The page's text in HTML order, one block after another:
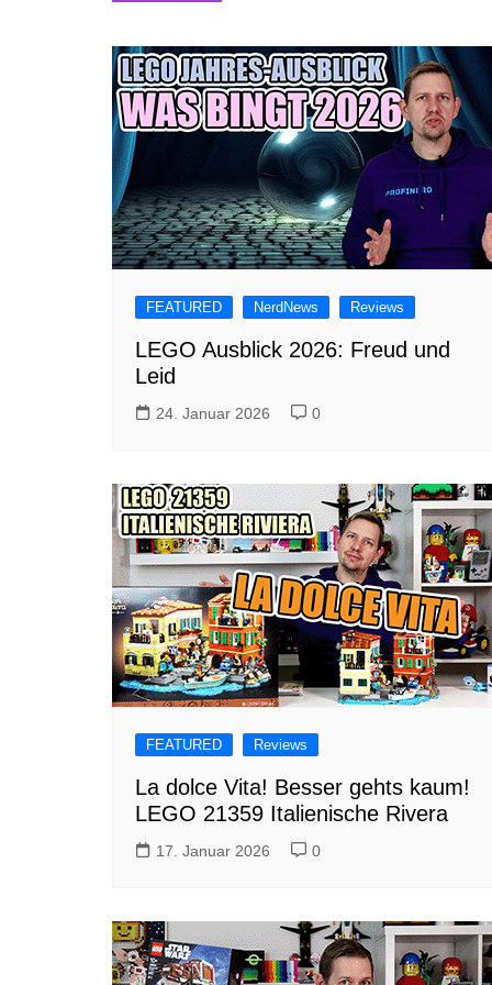
FEATURED NerdNews Reviews
LEGO Ausblick 2026: Freud und
Leid
24. Januar 2026 0
FEATURED Reviews
La dolce Vita! Besser gehts kaum!
LEGO 21359 Italienische Rivera
17. Januar 2026 0